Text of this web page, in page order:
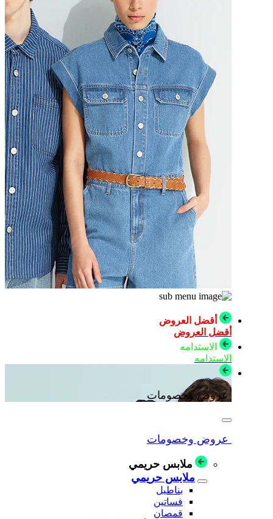
أقضل العروض
أقضل العروض
الاستدامه
الاستدامه
عروض وخصومات
عروض وخصومات
ملابس حريمي
ملابس حريمي
بناطيل
فساتين
قمصان